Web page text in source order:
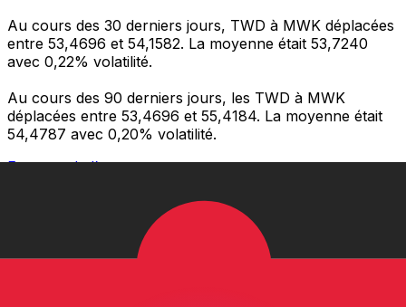
Au cours des 30 derniers jours, TWD à MWK déplacées
entre 53,4696 et 54,1582. La moyenne était 53,7240
avec 0,22% volatilité.
Au cours des 90 derniers jours, les TWD à MWK
déplacées entre 53,4696 et 55,4184. La moyenne était
54,4787 avec 0,20% volatilité.
Envoyer de l’argent
Gérez votre argent et vos devises lorsque vous
êtes en déplacement
L'application Xe réunit toutes les fonctionnalités